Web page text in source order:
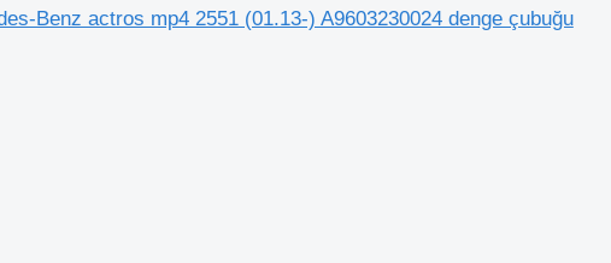
Benz actros mp4 2551 (01.13-) A9603230024 denge çubuğu